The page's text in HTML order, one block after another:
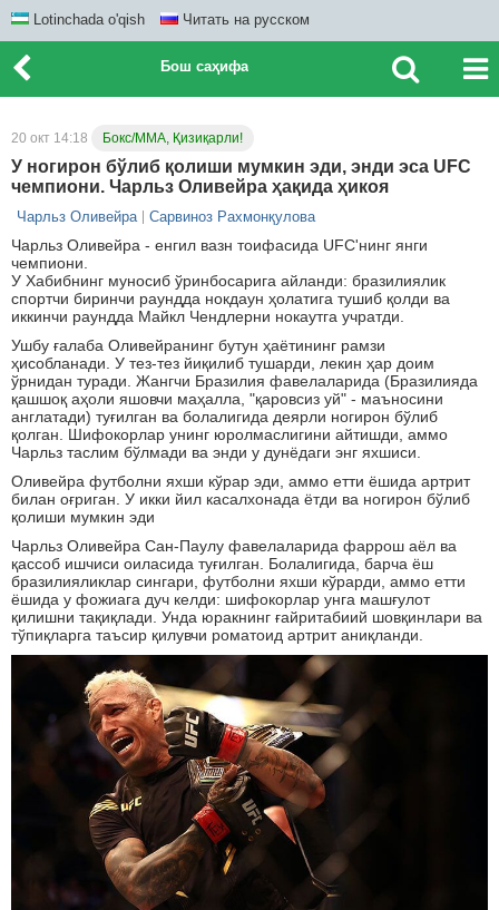
Lotinchada o'qish Читать на русском
Бош саҳифа
20 окт 14:18 Бокс/ММА, Қизиқарли!
У ногирон бўлиб қолиши мумкин эди, энди эса UFC
чемпиони. Чарльз Оливейра ҳақида ҳикоя
Чарльз Оливейра Сарвиноз Рахмонқулова
Чарльз Оливейра - енгил вазн тоифасида UFC'нинг янги
чемпиони.
У Хабибнинг муносиб ўринбосарига айланди: бразилиялик
спортчи биринчи раундда нокдаун ҳолатига тушиб қолди ва
иккинчи раундда Майкл Чендлерни нокаутга учратди.
Ушбу ғалаба Оливейранинг бутун ҳаётининг рамзи
ҳисобланади. У тез-тез йиқилиб тушарди, лекин ҳар доим
ўрнидан туради. Жангчи Бразилия фавелаларида (Бразилияда
қашшоқ аҳоли яшовчи маҳалла, "қаровсиз уй" - маъносини
англатади) туғилган ва болалигида деярли ногирон бўлиб
қолган. Шифокорлар унинг юролмаслигини айтишди, аммо
Чарльз таслим бўлмади ва энди у дунёдаги энг яхшиси.
Оливейра футболни яхши кўрар эди, аммо етти ёшида артрит
билан оғриган. У икки йил касалхонада ётди ва ногирон бўлиб
қолиши мумкин эди
Чарльз Оливейра Сан-Паулу фавелаларида фаррош аёл ва
қассоб ишчиси оиласида туғилган. Болалигида, барча ёш
бразилияликлар сингари, футболни яхши кўрарди, аммо етти
ёшида у фожиага дуч келди: шифокорлар унга машғулот
қилишни тақиқлади. Унда юракнинг ғайритабиий шовқинлари ва
тўпиқларга таъсир қилувчи роматоид артрит аниқланди.